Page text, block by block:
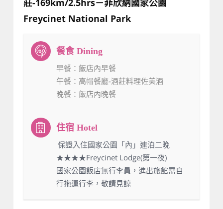
莊-169km/2.5hrs－菲欣納國家公園
Freycinet National Park
早餐 ：飯店內早餐
午餐 ：高帽餐廳-酒莊料理佐美酒
晚餐 ：飯店內晚餐
：保證入住國家公園「內」連泊二晚
★★★★Freycinet Lodge(第一夜)
國家公園飯店無行李員，進出旅館需自
行拖運行李，敬請見諒